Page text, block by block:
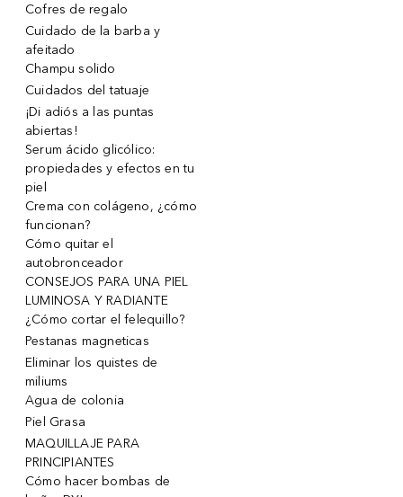
Cofres de regalo
Cuidado de la barba y
afeitado
Champu solido
Cuidados del tatuaje
¡Di adiós a las puntas
abiertas!
Serum ácido glicólico:
propiedades y efectos en tu
piel
Crema con colágeno, ¿cómo
funcionan?
Cómo quitar el
autobronceador
CONSEJOS PARA UNA PIEL
LUMINOSA Y RADIANTE
¿Cómo cortar el felequillo?
Pestanas magneticas
Eliminar los quistes de
miliums
Agua de colonia
Piel Grasa
MAQUILLAJE PARA
PRINCIPIANTES
Cómo hacer bombas de